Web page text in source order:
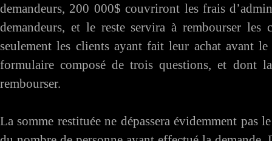
demandeurs, 200 000$ couvriront les frais
demandeurs, et le reste servira à rembourser les
seulement les clients ayant fait leur achat avant
formulaire composé de trois questions, et dont
rembourser.
La somme restituée ne dépassera évidemment pas